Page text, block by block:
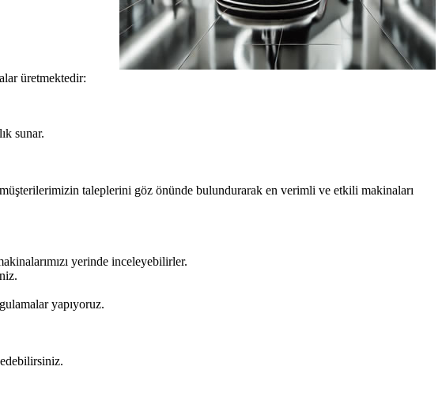
üretmektedir:
sunar.
taleplerini göz önünde bulundurarak en verimli ve etkili makinaları
yerinde inceleyebilirler.
yapıyoruz.